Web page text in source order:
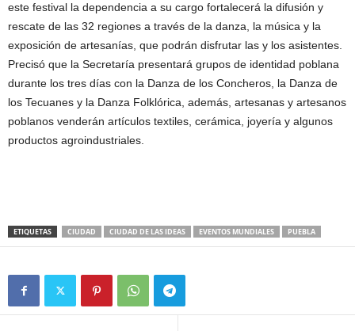
este festival la dependencia a su cargo fortalecerá la difusión y
rescate de las 32 regiones a través de la danza, la música y la
exposición de artesanías, que podrán disfrutar las y los asistentes.
Precisó que la Secretaría presentará grupos de identidad poblana
durante los tres días con la Danza de los Concheros, la Danza de
los Tecuanes y la Danza Folklórica, además, artesanas y artesanos
poblanos venderán artículos textiles, cerámica, joyería y algunos
productos agroindustriales.
ETIQUETAS CIUDAD CIUDAD DE LAS IDEAS EVENTOS MUNDIALES PUEBLA